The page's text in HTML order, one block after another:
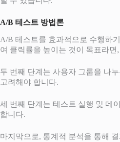
A/B 테스트 방법론
A/B 테스트를 효과적으로 수행하
여 클릭률을 높이는 것이 목표라
두 번째 단계는 사용자 그룹을 나
고려해야 합니다.
세 번째 단계는 테스트 실행 및 데
합니다.
마지막으로, 통계적 분석을 통해